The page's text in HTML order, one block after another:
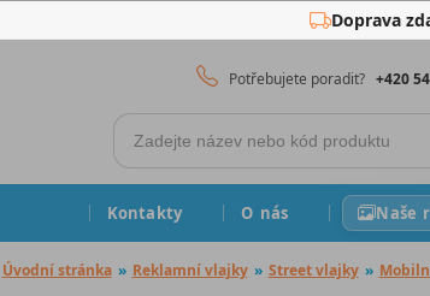
Doprava
Potřebujete poradit? +420
Kontakty O nás Naše
Úvodní stránka » Reklamní vlajky » Street vlajky »